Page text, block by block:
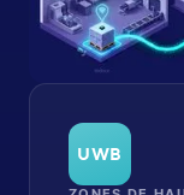
UWB